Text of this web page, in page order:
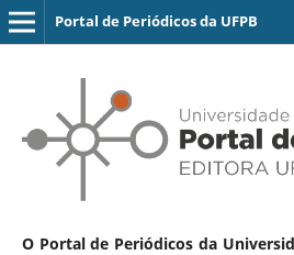
Portal de Periódicos da UFPB
O Portal de Periódicos da